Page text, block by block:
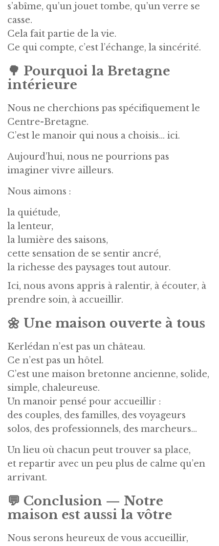
s’abîme, qu’un jouet tombe, qu’un verre se
casse.
Cela fait partie de la vie.
Ce qui compte, c’est l’échange, la sincérité.
🌳 Pourquoi la Bretagne
intérieure
Nous ne cherchions pas spécifiquement le
Centre-Bretagne.
C’est le manoir qui nous a choisis… ici.
Aujourd’hui, nous ne pourrions pas
imaginer vivre ailleurs.
Nous aimons :
la quiétude,
la lenteur,
la lumière des saisons,
cette sensation de se sentir ancré,
la richesse des paysages tout autour.
Ici, nous avons appris à ralentir, à écouter, à
prendre soin, à accueillir.
🌼 Une maison ouverte à tous
Kerlédan n’est pas un château.
Ce n’est pas un hôtel.
C’est une maison bretonne ancienne, solide,
simple, chaleureuse.
Un manoir pensé pour accueillir :
des couples, des familles, des voyageurs
solos, des professionnels, des marcheurs…
Un lieu où chacun peut trouver sa place,
et repartir avec un peu plus de calme qu’en
arrivant.
💬 Conclusion — Notre
maison est aussi la vôtre
Nous serons heureux de vous accueillir,